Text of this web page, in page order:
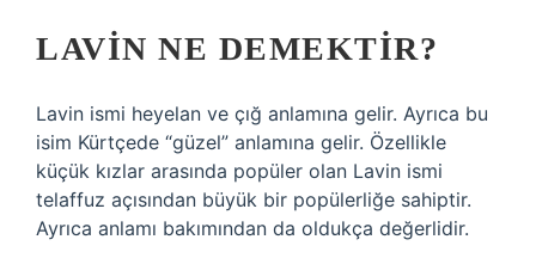
LAVIN NE DEMEKTIR?
Lavin ismi heyelan ve çığ anlamına gelir. Ayrıca bu
isim Kürtçede “güzel” anlamına gelir. Özellikle
küçük kızlar arasında popüler olan Lavin ismi
telaffuz açısından büyük bir popülerliğe sahiptir.
Ayrıca anlamı bakımından da oldukça değerlidir.